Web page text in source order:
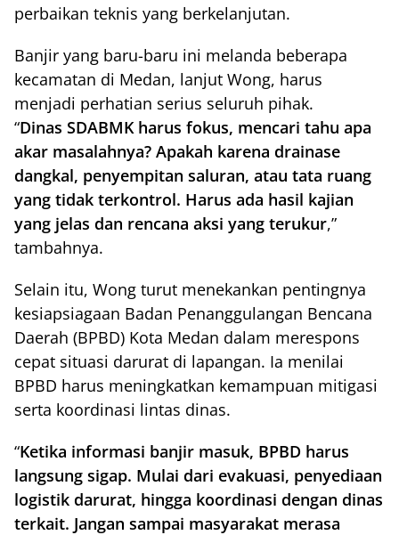
perbaikan teknis yang berkelanjutan.
Banjir yang baru-baru ini melanda beberapa
kecamatan di Medan, lanjut Wong, harus
menjadi perhatian serius seluruh pihak.
“Dinas SDABMK harus fokus, mencari tahu apa
akar masalahnya? Apakah karena drainase
dangkal, penyempitan saluran, atau tata ruang
yang tidak terkontrol. Harus ada hasil kajian
yang jelas dan rencana aksi yang terukur,”
tambahnya.
Selain itu, Wong turut menekankan pentingnya
kesiapsiagaan Badan Penanggulangan Bencana
Daerah (BPBD) Kota Medan dalam merespons
cepat situasi darurat di lapangan. Ia menilai
BPBD harus meningkatkan kemampuan mitigasi
serta koordinasi lintas dinas.
“Ketika informasi banjir masuk, BPBD harus
langsung sigap. Mulai dari evakuasi, penyediaan
logistik darurat, hingga koordinasi dengan dinas
terkait. Jangan sampai masyarakat merasa